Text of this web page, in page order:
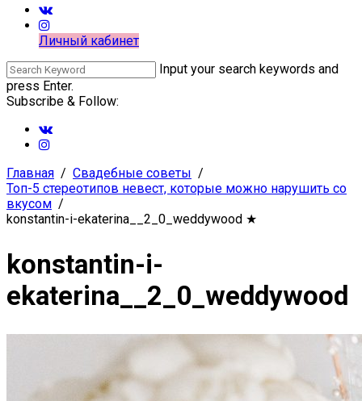
Личный кабинет
Input your search keywords and
press Enter.
Subscribe & Follow:
Главная
Свадебные советы
Топ-5 стереотипов невест, которые можно нарушить со
вкусом
konstantin-i-ekaterina__2_0_weddywood ★
konstantin-i-
ekaterina__2_0_weddywood